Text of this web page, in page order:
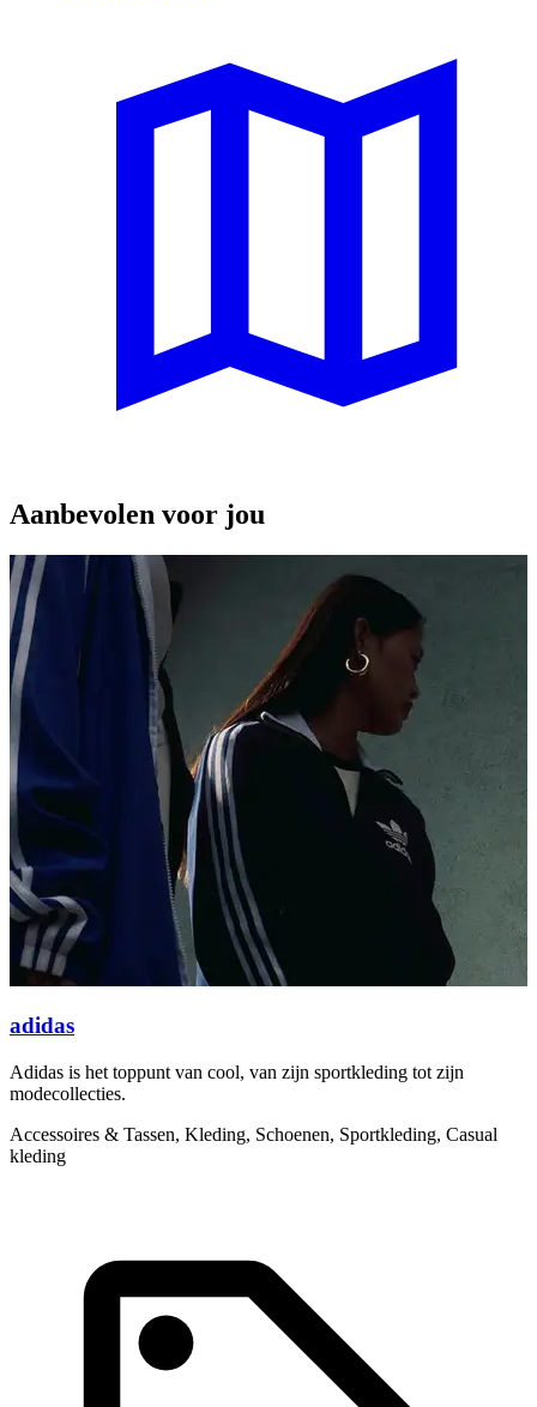
Aanbevolen voor jou
adidas
Adidas is het toppunt van cool, van zijn sportkleding tot zijn
modecollecties.
Accessoires & Tassen, Kleding, Schoenen, Sportkleding, Casual
kleding